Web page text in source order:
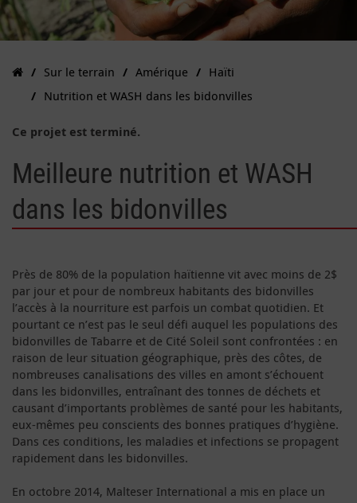
Sur le terrain Amérique
Haïti
Nutrition et WASH dans les bidonvilles
Ce projet est terminé.
Meilleure nutrition et WASH
dans les bidonvilles
Près de 80% de la population haïtienne vit avec moins de 2$
par jour et pour de nombreux habitants des bidonvilles
l’accès à la nourriture est parfois un combat quotidien. Et
pourtant ce n’est pas le seul défi auquel les populations des
bidonvilles de Tabarre et de Cité Soleil sont confrontées : en
raison de leur situation géographique, près des côtes, de
nombreuses canalisations des villes en amont s’échouent
dans les bidonvilles, entraînant des tonnes de déchets et
causant d’importants problèmes de santé pour les habitants,
eux-mêmes peu conscients des bonnes pratiques d’hygiène.
Dans ces conditions, les maladies et infections se propagent
rapidement dans les bidonvilles.
En octobre 2014, Malteser International a mis en place un